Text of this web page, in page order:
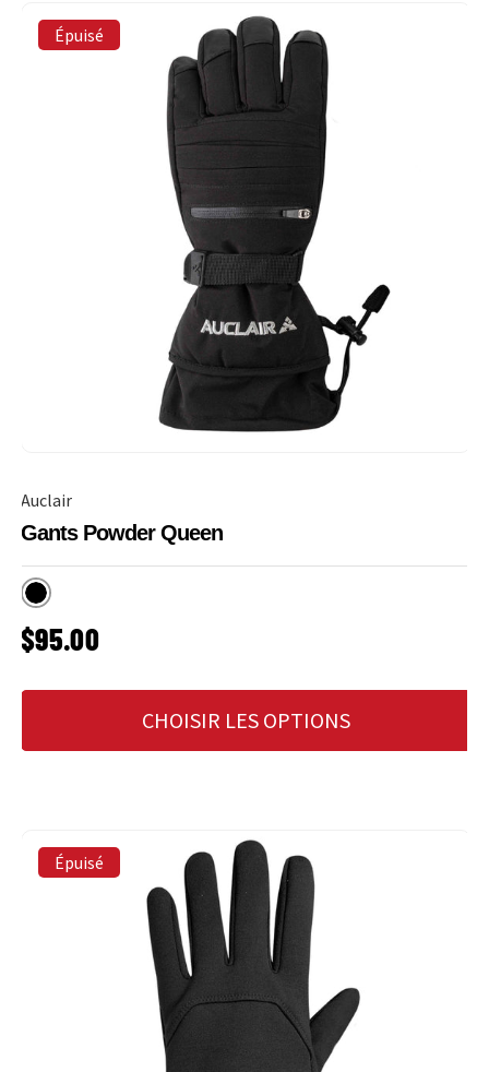
Épuisé
Auclair
Gants Powder Queen
Noir
PRIX HABITUEL
$95.00
CHOISIR LES OPTIONS
Épuisé